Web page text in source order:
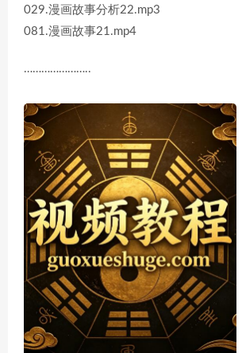
029.漫画故事分析22.mp3
081.漫画故事21.mp4
…………………..